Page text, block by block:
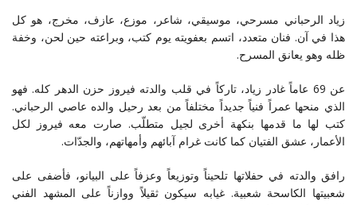
زياد الرحباني مسرحي، موسيقي، شاعر، موزع، عازف، مخرج، هو كل
هذا في آن. فنان متعدد، اتسم بعفويته يوم كتب، وبراعته حين لحن، وخفة
ظله وهو يعانق المسرح.
عن 69 عاماً غادر زياد، تاركاً في قلب والدته فيروز حزن الدهر كله. فهو
الذي منحها عمراً فنياً جديداً مختلفاً من بعد رحيل والده عاصي الرحباني.
كتب لها ما قدمها بنكهة أخرى لجيل متطلّب. صارت معه فيروز لكل
الأعمار، عشق الفتيان كما كانت غرام آبائهم وأمهاتهم، والجدّات.
رافق والدته في حفلاتها تلحيناً وتوزيعاً وعزفاً على البيانو، فأضفى على
شعبيتها الكاسحة شعبية. غيابه سيكون ثقيلاً ووازناً على المشهد الفني